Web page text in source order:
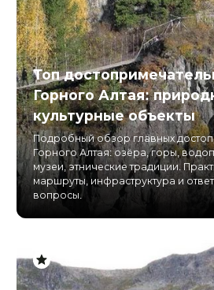
Топ
Горного Алтая:
культурные объекты
Подробный обзор главных
Горного Алтая: озёра, горы,
музеи, этнические традиции.
маршруты, инфраструктура и
вопросы.